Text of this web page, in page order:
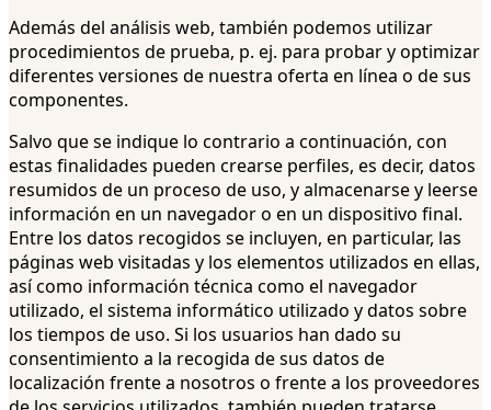
Además del análisis web, también podemos utilizar
procedimientos de prueba, p. ej. para probar y optimizar
diferentes versiones de nuestra oferta en línea o de sus
componentes.
Salvo que se indique lo contrario a continuación, con
estas finalidades pueden crearse perfiles, es decir, datos
resumidos de un proceso de uso, y almacenarse y leerse
información en un navegador o en un dispositivo final.
Entre los datos recogidos se incluyen, en particular, las
páginas web visitadas y los elementos utilizados en ellas,
así como información técnica como el navegador
utilizado, el sistema informático utilizado y datos sobre
los tiempos de uso. Si los usuarios han dado su
consentimiento a la recogida de sus datos de
localización frente a nosotros o frente a los proveedores